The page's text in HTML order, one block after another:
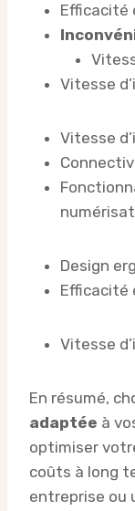
Efficacité
Vitesse
Vitesse
Design
Efficacité
Vitesse
En résumé,
adaptée à
optimiser
coûts à long
entreprise ou